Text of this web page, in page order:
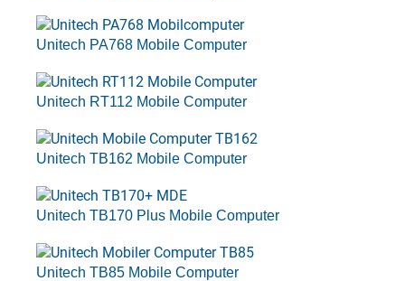
Unitech PA768 Mobile Computer
Unitech RT112 Mobile Computer
Unitech TB162 Mobile Computer
Unitech TB170 Plus Mobile Computer
Unitech TB85 Mobile Computer